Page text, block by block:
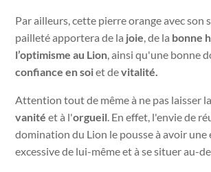
Par ailleurs, cette pierre orangeavec son
pailleté apportera de la joie, de la bonne
l’optimisme au Lion, ainsi qu'une bonne
confiance en soiet devitalité.
Attention tout de même à ne pas laisser
vanité et à l'orgueil. En effet, l'envie de
domination du Lion le pousse à avoir une
excessive de lui-même et à se situer au-